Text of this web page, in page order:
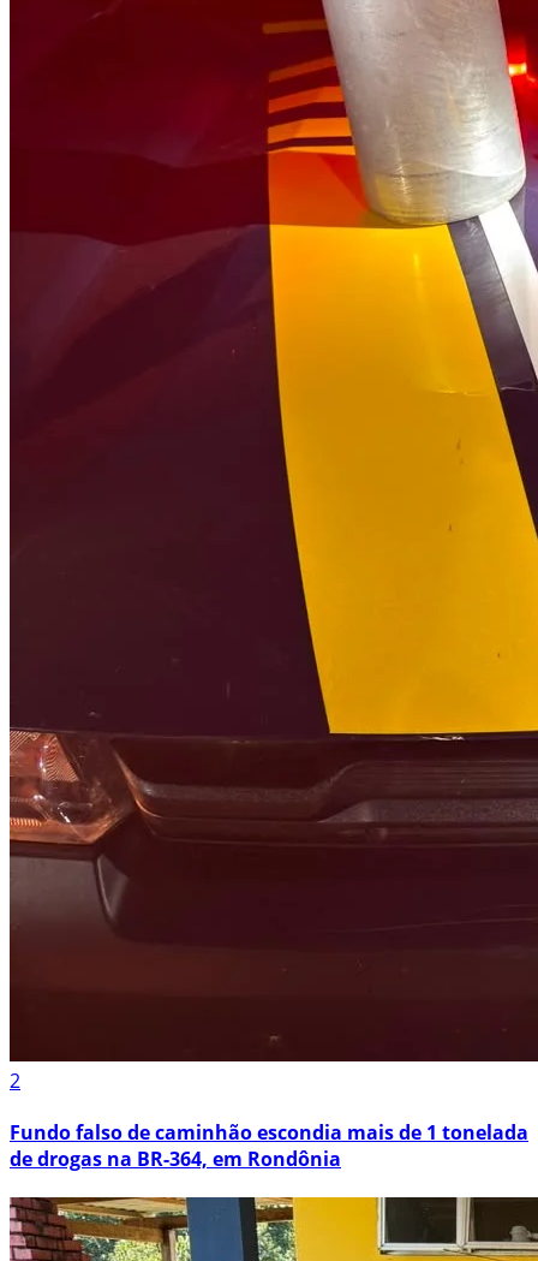
2
Fundo falso de caminhão escondia mais de 1 tonelada
de drogas na BR-364, em Rondônia